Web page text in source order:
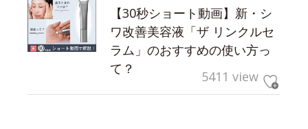
【30秒ショート動画】新・シ
ワ改善美容液「ザ リンクルセ
ラム」のおすすめの使い方っ
て？
5411 view